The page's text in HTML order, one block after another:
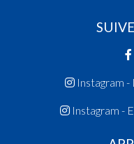
Instagram
Instagram -